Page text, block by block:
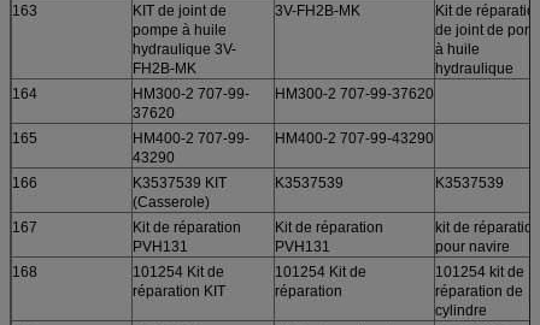
163
KIT de joint de
pompe à huile
hydraulique 3V-
FH2B-MK
3V-FH2B-MK
Kit de
de joint de
à huile
hydraulique
164
HM300-2 707-99-
37620
HM300-2 707-99-37620
165
HM400-2 707-99-
43290
HM400-2 707-99-43290
166
K3537539 KIT
(Casserole)
K3537539 K3537539
167
Kit de réparation
PVH131
Kit de réparation
PVH131
kit de réparation
pour navire
168
101254 Kit de
réparation KIT
101254 Kit de
réparation
101254 kit de
réparation de
cylindre